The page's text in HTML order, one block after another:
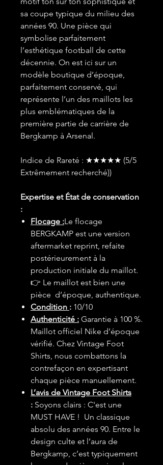
sa coupe typique du milieu des
années 90. Une pièce qui
symbolise parfaitement
l’esthétique football de cette
décennie. On est ici sur un
modèle boutique d’époque,
parfaitement conservé, qui
représente l’un des maillots les
plus emblématiques de la
première partie de carrière de
Bergkamp à Arsenal.
Indice de Rareté : ★★★★★ (5/5
Extrêmement recherché))
Expertise et État de conservation
:
Flocage :Le flocage
BERGKAMP est une version
aftermarket reprint, refaite
postérieurement à la
production initiale du maillot.
👉 Le maillot est bien une
pièce d’époque, authentique.
Condition : 10/10
Authenticité : Garantie à 100 %.
Maillot officiel Nike d’époque
vérifié. Chez Vintage Foot
Shirts, nous combattons la
contrefaçon en expertisant
chaque pièce manuellement.
L’avis de Vintage Foot Shirts
: Soyons clairs : C'est une
MUST HAVE ! Un classique
absolu des années 90. Entre le
design culte et l’aura de
Bergkamp, c’est typiquement